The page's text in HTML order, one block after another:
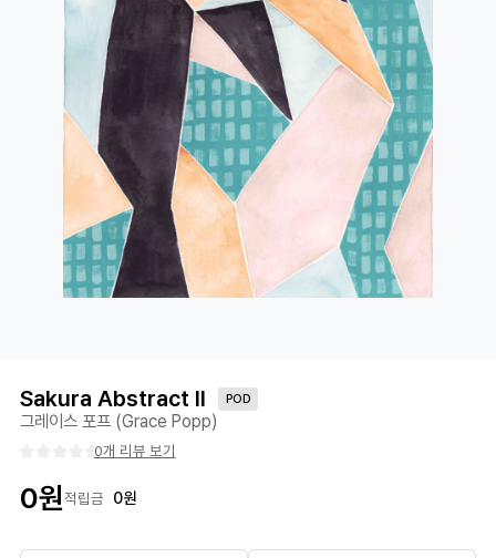
Sakura Abstract II POD
그레이스 포프 (Grace Popp)
0개 리뷰 보기
0원적립금 0원